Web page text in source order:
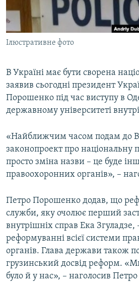
ВІДЕОУРОКИ «ELIFBE»
СВІДЧЕННЯ ОКУПАЦІЇ
УКРАЇНСЬКА ПРОБЛЕМА КРИМУ
Русский
Qırımtatar
Усі сайти RFE/RL
Ілюстративне фото
В Україні має бути сворена
заявив сьогодні президент
Порошенко під час виступу в
державному університеті
«Найближчим часом подам до
законопроект про національну
просто зміна назви – це буде
правоохоронних органів», –
Петро Порошенко додав, що
служби, яку очолює перший
внутрішніх справ Ека
реформуванні всієї системи
органів. Глава держави також
грузинський досвід реформ.
було й у нас», – наголосив